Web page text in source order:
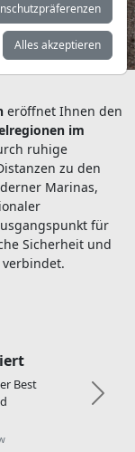
eröffnet Ihnen den
im
ruhige
zu den
Marinas,
für
Sicherheit und
Best
Alles akzeptieren